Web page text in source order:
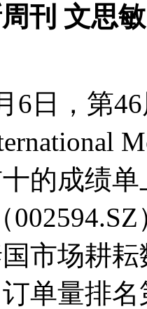
刊 文思
，第46
的成绩
（
市场耕
订单量排